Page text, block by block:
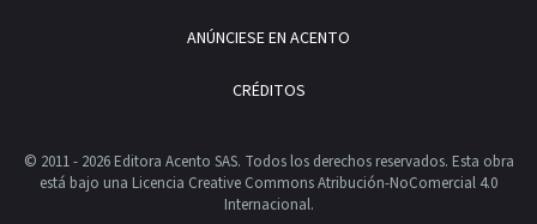
ANÚNCIESE EN ACENTO
CRÉDITOS
© 2011 - 2026 Editora Acento SAS. Todos los derechos reservados. Esta obra
está bajo una Licencia Creative Commons Atribución-NoComercial 4.0
Internacional.